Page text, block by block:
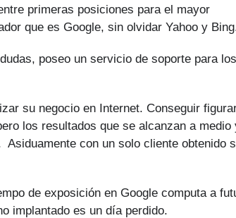
primeras posiciones para el mayor
que es Google, sin olvidar Yahoo y
poseo un servicio de soporte para los
su negocio en Internet. Conseguir
los resultados que se alcanzan a medio
con un solo cliente obtenido
de exposición en Google computa a
implantado es un día perdido.